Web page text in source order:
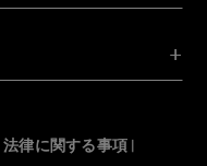
法律に関する事項 |